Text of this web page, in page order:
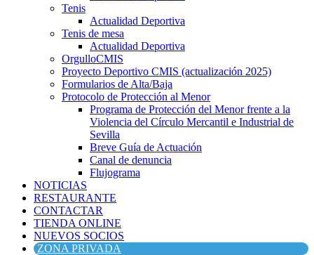
Tenis
Actualidad Deportiva
Tenis de mesa
Actualidad Deportiva
OrgulloCMIS
Proyecto Deportivo CMIS (actualización 2025)
Formularios de Alta/Baja
Protocolo de Protección al Menor
Programa de Protección del Menor frente a la
Violencia del Círculo Mercantil e Industrial de
Sevilla
Breve Guía de Actuación
Canal de denuncia
Flujograma
NOTICIAS
RESTAURANTE
CONTACTAR
TIENDA ONLINE
NUEVOS SOCIOS
ZONA PRIVADA